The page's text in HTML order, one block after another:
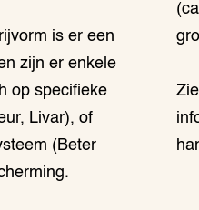
is er een
zijn er enkele
op specifieke
Livar), of
(Beter